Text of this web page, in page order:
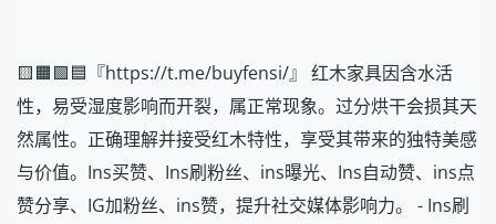
🟨🟧🟩🟦『https://t.me/buyfensi/』 红木家具因含水活
性，易受湿度影响而开裂，属正常现象。过分烘干会损其天
然属性。正确理解并接受红木特性，享受其带来的独特美感
与价值。Ins买赞、Ins刷粉丝、ins曝光、Ins自动赞、ins点
赞分享、IG加粉丝、ins赞，提升社交媒体影响力。 - Ins刷